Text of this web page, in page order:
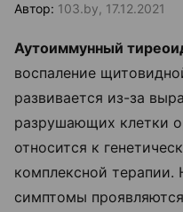
Автор: 103.by, 17.12.2021
Аутоиммунный
воспаление
развивается из-за
разрушающих клетки
относится к
комплексной терапии.
симптомы